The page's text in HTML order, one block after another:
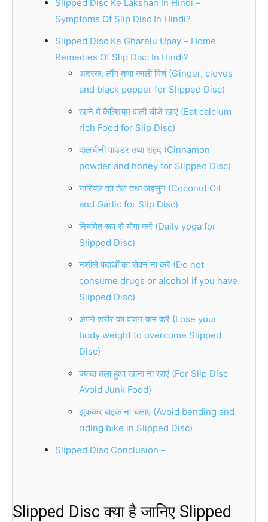
Slipped Disc Ke Lakshan In Hindi –
Symptoms Of Slip Disc In Hindi?
Slipped Disc Ke Gharelu Upay – Home
Remedies Of Slip Disc In Hindi?
अदरक, लौंग तथा काली मिर्च (Ginger, cloves
and black pepper for Slipped Disc)
खाने में कैल्शियम वाली चीजें खाएं (Eat calcium
rich Food for Slip Disc)
दालचीनी पाउडर तथा शहद (Cinnamon
powder and honey for Slipped Disc)
नारियल का तेल तथा लहसुन (Coconut Oil
and Garlic for Slip Disc)
नियमित रूप से योगा करें (Daily yoga for
Slipped Disc)
नशीले पदार्थों का सेवन ना करें (Do not
consume drugs or alcohol if you have
Slipped Disc)
अपने शरीर का वजन कम करें (Lose your
body weight to overcome Slipped
Disc)
ज्यादा तला हुआ खाना ना खाएं (For Slip Disc
Avoid Junk Food)
झुककर बाइक ना चलाएं (Avoid bending and
riding bike in Slipped Disc)
Slipped Disc Conclusion –
Slipped Disc क्या है जानिए Slipped